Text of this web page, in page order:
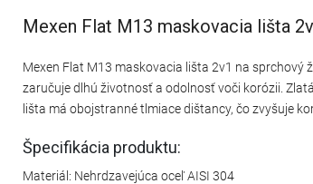
Mexen Flat M13 maskovacia lišta
Mexen Flat M13 maskovacia lišta 2v1 na sprchový
zaručuje dlhú životnosť a odolnosť voči korózii.
lišta má obojstranné tlmiace dištancy, čo zvyšuje
Špecifikácia produktu:
Materiál: Nehrdzavejúca oceľ AISI 304